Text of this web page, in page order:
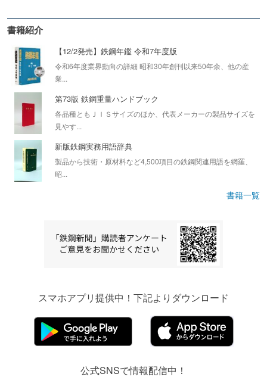
書籍紹介
【12/2発売】鉄鋼年鑑 令和7年度版
令和6年度業界動向の詳細 昭和30年創刊以来50年余、他の産
業...
第73版 鉄鋼重量ハンドブック
各品種ともＪＩＳサイズのほか、代表メーカーの製品サイズを
見やす...
新版鉄鋼実務用語辞典
製品から技術・原材料など4,500項目の鉄鋼関連用語を網羅、
昭...
書籍一覧
スマホアプリ提供中！下記よりダウンロード
公式SNSで情報配信中！